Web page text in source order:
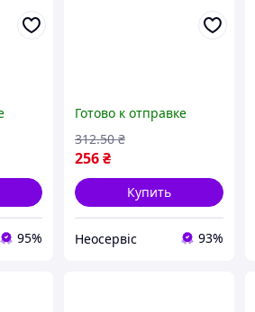
95%
Готово к отправке
256 ₴
312.50 ₴
Купить
Неосервіс 93%